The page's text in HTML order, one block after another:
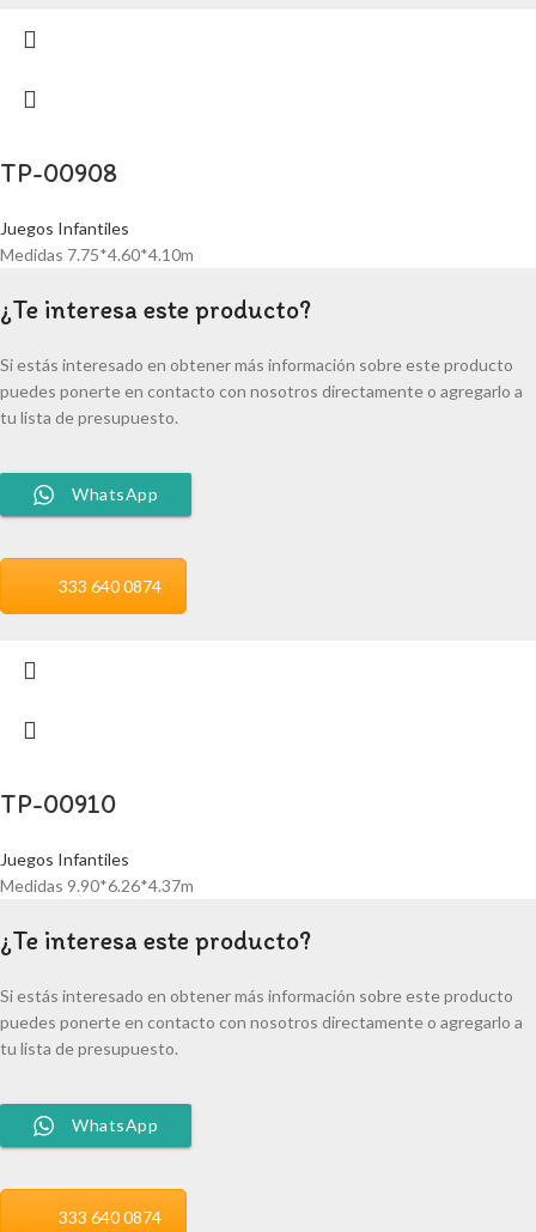
TP-00908
Juegos Infantiles
Medidas 7.75*4.60*4.10m
¿Te interesa este producto?
Si estás interesado en obtener más información sobre este producto
puedes ponerte en contacto con nosotros directamente o agregarlo a
tu lista de presupuesto.
WhatsApp
333 640 0874
TP-00910
Juegos Infantiles
Medidas 9.90*6.26*4.37m
¿Te interesa este producto?
Si estás interesado en obtener más información sobre este producto
puedes ponerte en contacto con nosotros directamente o agregarlo a
tu lista de presupuesto.
WhatsApp
333 640 0874